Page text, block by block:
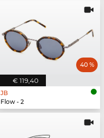
€ 119,40
40 %
JB
Flow - 2